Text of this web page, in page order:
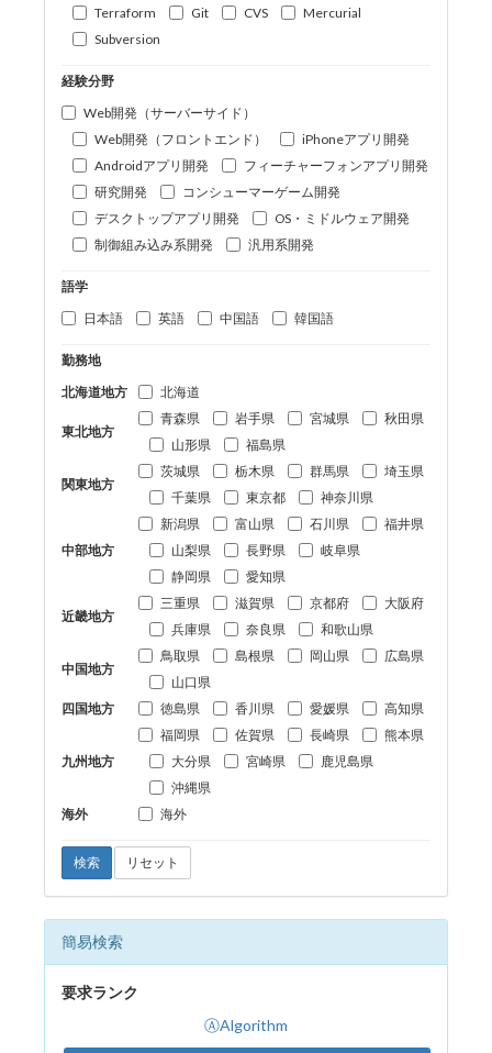
Terraform
Git CVS
Mercurial
Subversion
経験分野
Web開発（サーバーサイド）
Web開発（フロントエンド）
iPhoneアプリ開発
Androidアプリ開発
フィーチャーフォンアプリ開発
研究開発
コンシューマーゲーム開発
デスクトップアプリ開発
OS・ミドルウェア開発
制御組み込み系開発
汎用系開発
語学
日本語
英語 中国語 韓国語
勤務地
北海道地方
北海道
東北地方
青森県 岩手県 宮城県
秋田県
山形県
福島県
関東地方
茨城県 栃木県 群馬県
埼玉県
千葉県
東京都 神奈川県
中部地方
新潟県 富山県 石川県
福井県
山梨県
長野県
岐阜県
静岡県
愛知県
近畿地方
三重県 滋賀県 京都府
大阪府
兵庫県
奈良県 和歌山県
中国地方
鳥取県 島根県 岡山県
広島県
山口県
四国地方
徳島県 香川県 愛媛県 高知県
九州地方
福岡県 佐賀県 長崎県
熊本県
大分県
宮崎県
鹿児島県
沖縄県
海外
海外
検索 リセット
簡易検索
要求ランク
ⒶAlgorithm